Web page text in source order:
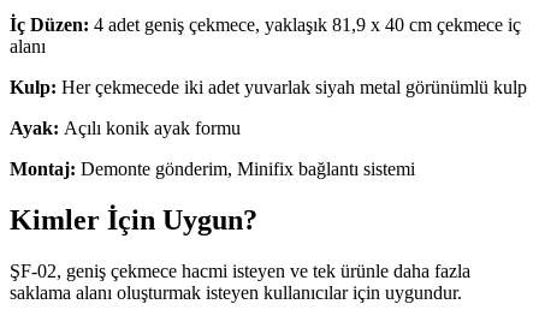
İç Düzen: 4 adet geniş çekmece, yaklaşık 81,9 x 40 cm çekmece iç
alanı
Kulp: Her çekmecede iki adet yuvarlak siyah metal görünümlü kulp
Ayak: Açılı konik ayak formu
Montaj: Demonte gönderim, Minifix bağlantı sistemi
Kimler İçin Uygun?
ŞF-02, geniş çekmece hacmi isteyen ve tek ürünle daha fazla
saklama alanı oluşturmak isteyen kullanıcılar için uygundur.